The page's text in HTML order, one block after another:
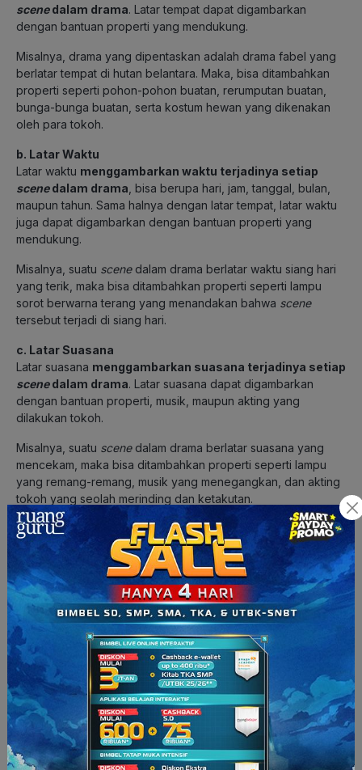
scenedalam drama. Latar tempat dapat digambarkan
dengan bantuan properti yang mendukung.
Misalnya, drama yang dipentaskan adalah drama fabel yang
berlatar tempat di hutan belantara. Maka, bisa ditambahkan
properti seperti pohon-pohon buatan, rerumputan buatan,
bunga-bunga buatan, serta kostum hewan yang dikenakan
oleh para tokoh.
b. Latar Waktu
Latar waktu menggambarkan waktu terjadinya setiap
scenedalam drama , bisa berupa hari, jam, tanggal, bulan,
maupun tahun. Sama halnya dengan latar tempat, latar waktu
juga dapat digambarkan dengan bantuan properti yang
mendukung.
Misalnya, suatu scene dalam drama berlatar waktu siang hari
yang terik, maka bisa ditambahkan properti seperti lampu
sorot berwarna terang yang menandakan bahwa scene
tersebut terjadi di siang hari.
c. Latar Suasana
Latar suasana menggambarkan suasana terjadinya setiap
scenedalam drama. Latar suasana dapat digambarkan
dengan bantuan properti, musik, maupun akting yang
dilakukan tokoh.
Misalnya, suatu scene dalam drama berlatar suasana yang
mencekam, maka bisa ditambahkan properti seperti lampu
yang remang-remang, musik yang menegangkan, dan akting
tokoh yang seolah merinding dan ketakutan.
Baca Juga:
Teks Ulasan: Pengertian, Jenis, Struktur,
Kebahasaan, dan Contohnya
Struktur Teks Drama
, kita masuk ke bagian struktur teks drama. Struktur teks
drama terdiri dari tiga bagian, yaituprolog, dialog, dan
epilog